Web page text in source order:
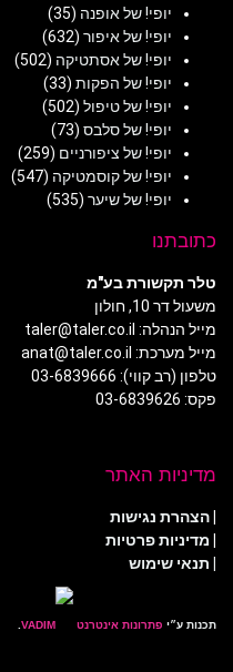
יופי! של אופנה (35)
יופי! של איפור (632)
יופי! של אסתטיקה (502)
יופי! של הפקות (33)
יופי! של טיפול (502)
יופי! של סלבס (73)
יופי! של ציפורניים (259)
יופי! של קוסמטיקה (547)
יופי! של שיער (535)
כתובתנו
טלר תקשורת בע"מ
משעול דר 10, חולון
מייל הנהלה: taler@taler.co.il
מייל מערכת: anat@taler.co.il
טלפון (רב קווי): 03-6839666
פקס: 03-6839626
מדיניות האתר
|הצהרת נגישות
| מדיניות פרטיות
| תנאי שימוש
תכנות ע״י פתרונות אינטרנט